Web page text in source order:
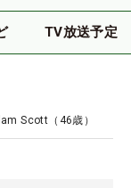
TV放送予定
Scott （ 46歳）